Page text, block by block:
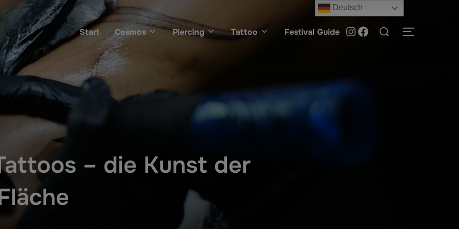
Start Cosmos Piercing Tattoo Festival Guide Instagram
Facebook
Suchen
nach:
– die Kunst der
Deutsch